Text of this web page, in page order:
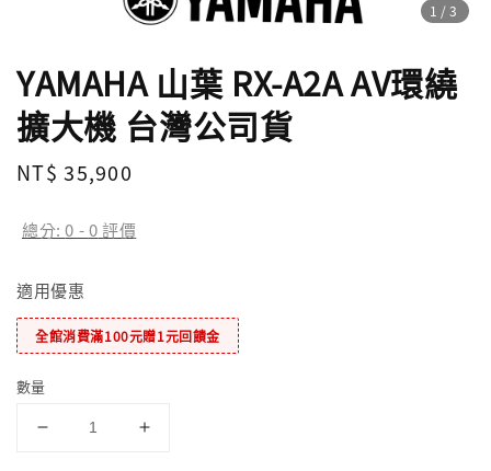
1 /3
YAMAHA 山葉 RX-A2A AV環繞
擴大機 台灣公司貨
Regular
NT$ 35,900
總分:0 -0評價
適用優惠
全館消費滿100元贈1元回饋金
數量